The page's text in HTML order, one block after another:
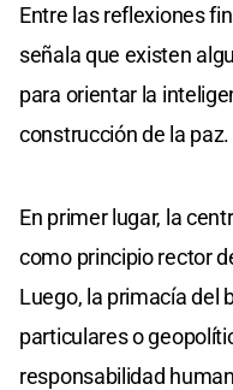
Entre las reflexiones
señala que existen
para orientar la
construcción de la paz.
En primer lugar, la
como principio rector
Luego, la primacía del
particulares o
responsabilidad